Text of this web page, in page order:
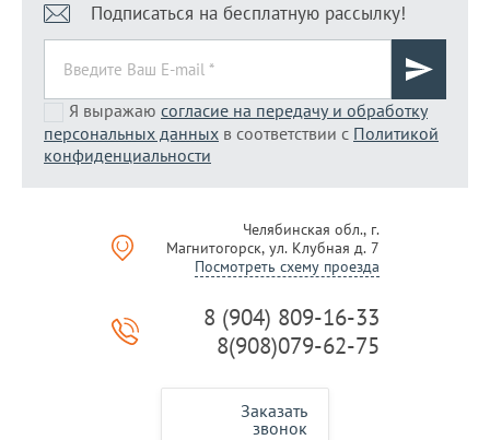
Подписаться на бесплатную рассылку!
Я выражаю согласие на передачу и обработку
персональных данных в соответствии с Политикой
конфиденциальности
Челябинская обл., г.
Магнитогорск, ул. Клубная д. 7
Посмотреть схему проезда
8 (904) 809-16-33
8(908)079-62-75
Заказать
звонок